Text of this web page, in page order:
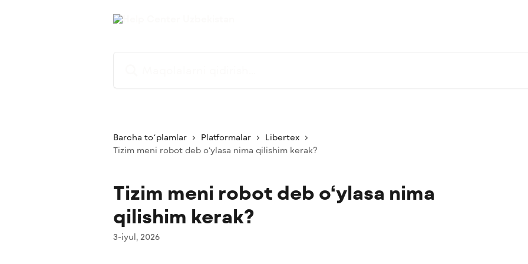
Barcha toʻplamlar Platformalar
Libertex
Tizim meni robot deb o‘ylasa nima qilishim kerak?
Tizim meni robot deb o‘ylasa nima
qilishim kerak?
3-iyul, 2026